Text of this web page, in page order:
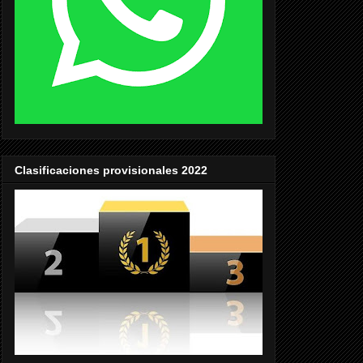
Clasificaciones provisionales 2022